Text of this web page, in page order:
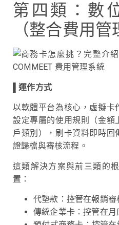
第四類：數
（整合費用管
▌運作方式
以軟體平台為核心，虛擬卡
設定專屬的使用規則（金額
戶類別），刷卡資料即時回
證歸檔與審核流程。
這類解決方案與前三類的
置：
代墊款：控管在報銷審
傳統企業卡：控管在月